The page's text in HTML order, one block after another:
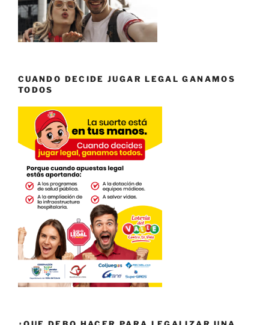
CUANDO DECIDE JUGAR LEGAL GANAMOS
TODOS